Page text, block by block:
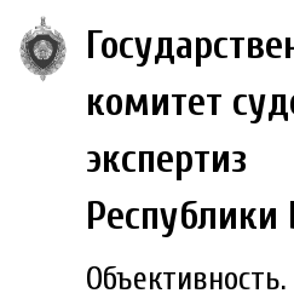
комитет
экспертиз
Республики
Объективность.